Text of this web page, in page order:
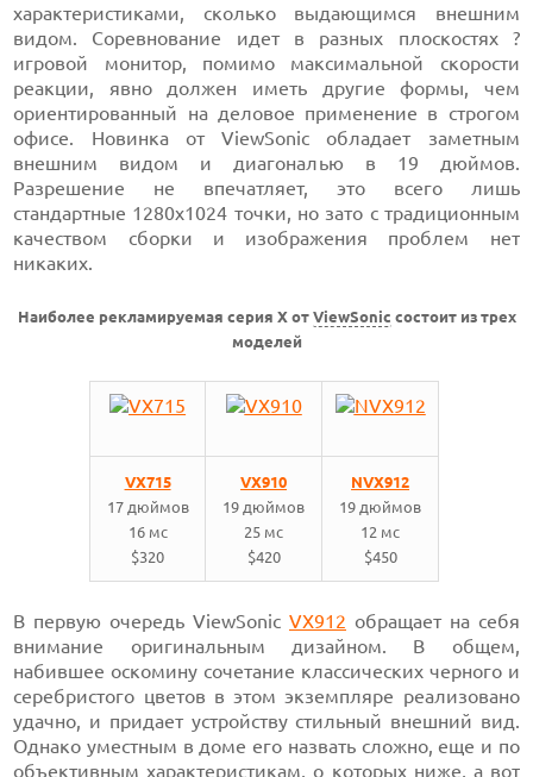
характеристиками, сколько выдающимся внешним
видом. Соревнование идет в разных плоскостях ?
игровой монитор, помимо максимальной скорости
реакции, явно должен иметь другие формы, чем
ориентированный на деловое применение в строгом
офисе. Новинка от ViewSonic обладает заметным
внешним видом и диагональю в 19 дюймов.
Разрешение не впечатляет, это всего лишь
стандартные 1280х1024 точки, но зато с традиционным
качеством сборки и изображения проблем нет
никаких.
Наиболее рекламируемая серия X от ViewSonic состоит из трех
моделей
VX715
17 дюймов
16 мс
$320
VX910
19 дюймов
25 мс
$420
NVX912
19 дюймов
12 мс
$450
В первую очередьViewSonic VX912 обращаетна себя
внимание оригинальным дизайном. В общем,
набившее оскомину сочетание классических черного и
серебристого цветов в этом экземпляре реализовано
удачно, и придает устройству стильный внешний вид.
Однако уместным в доме его назвать сложно, еще и по
объективным характеристикам, о которых ниже, а вот